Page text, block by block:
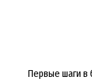
Первые шаги в